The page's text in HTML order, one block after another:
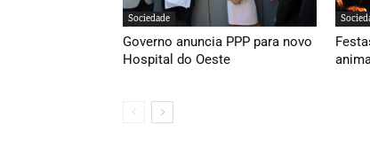
Sociedade
Governo anuncia PPP para novo
Hospital do Oeste